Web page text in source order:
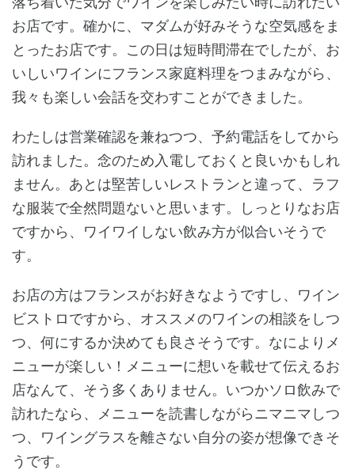
お店です。確かに、マダムが好みそうな空気感をま
とったお店です。この日は短時間滞在でしたが、お
いしいワインにフランス家庭料理をつまみながら、
我々も楽しい会話を交わすことができました。
わたしは営業確認を兼ねつつ、予約電話をしてから
訪れました。念のため入電しておくと良いかもしれ
ません。あとは堅苦しいレストランと違って、ラフ
な服装で全然問題ないと思います。しっとりなお店
ですから、ワイワイしない飲み方が似合いそうで
す。
お店の方はフランスがお好きなようですし、ワイン
ビストロですから、オススメのワインの相談をしつ
つ、何にするか決めても良さそうです。なによりメ
ニューが楽しい！メニューに想いを載せて伝えるお
店なんて、そう多くありません。いつかソロ飲みで
訪れたなら、メニューを読書しながらニマニマしつ
つ、ワイングラスを離さない自分の姿が想像できそ
うです。